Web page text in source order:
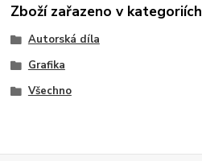
Zboží zařazeno v kategoriích
Autorská díla
Grafika
Všechno